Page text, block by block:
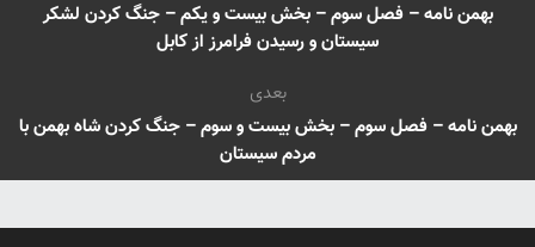
بهمن نامه – فصل سوم – بخش بیست و یکم – جنگ کردن لشکر
سیستان و رسیدن فرامرز از کابل
بعدی
بهمن نامه – فصل سوم – بخش بیست و سوم – جنگ کردن شاه بهمن با
مردم سیستان